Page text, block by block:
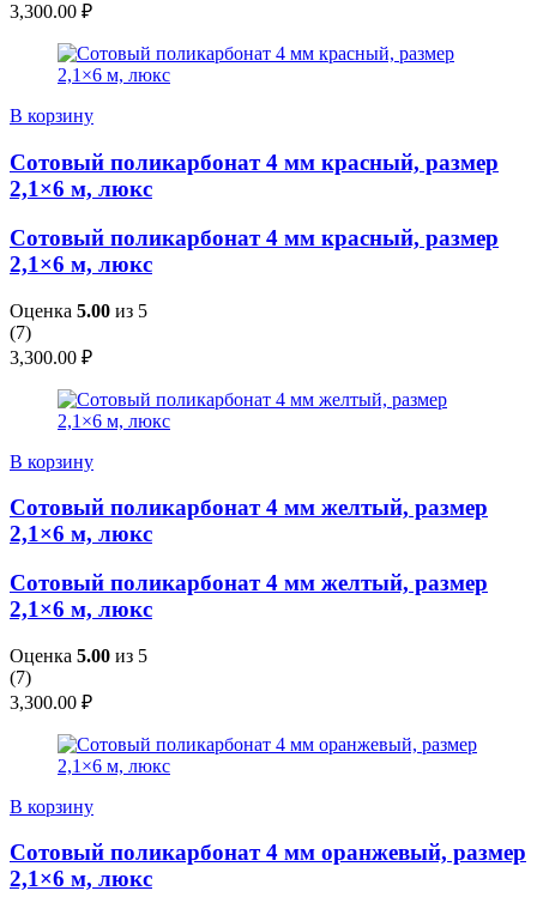
3,300.00 ₽
В корзину
Сотовый поликарбонат 4 мм красный, размер
2,1×6 м, люкс
Сотовый поликарбонат 4 мм красный, размер
2,1×6 м, люкс
Оценка 5.00 из 5
(7)
3,300.00 ₽
В корзину
Сотовый поликарбонат 4 мм желтый, размер
2,1×6 м, люкс
Сотовый поликарбонат 4 мм желтый, размер
2,1×6 м, люкс
Оценка 5.00 из 5
(7)
3,300.00 ₽
В корзину
Сотовый поликарбонат 4 мм оранжевый, размер
2,1×6 м, люкс